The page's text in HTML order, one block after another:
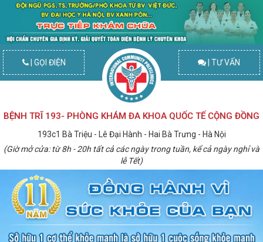
| GỌI ĐIỆN | TƯ VẤN
BỆNH TRĨ 193- PHÒNG KHÁM ĐA KHOA QUỐC TẾ CỘNG ĐỒNG
193c1 Bà Triệu - Lê Đại Hành - Hai Bà Trưng - Hà Nội
(Giờ mở cửa: từ 8h - 20h tất cả các ngày trong tuần, kể cả ngày nghỉ và
lễ Tết)